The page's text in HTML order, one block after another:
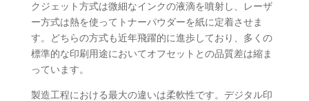
クジェット方式は微細なインクの液滴を噴射し、レーザ
ー方式は熱を使ってトナーパウダーを紙に定着させま
す。どちらの方式も近年飛躍的に進歩しており、多くの
標準的な印刷用途においてオフセットとの品質差は縮ま
っています。
製造工程における最大の違いは柔軟性です。デジタル印